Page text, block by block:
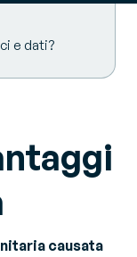
causata
e dati?